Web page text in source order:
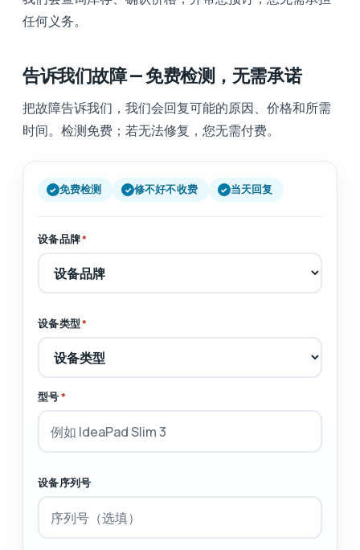
任何义务。
告诉我们故障 — 免费检测，无需承诺
把故障告诉我们，我们会回复可能的原因、价格和所需
时间。检测免费；若无法修复，您无需付费。
免费检测 修不好不收费 当天回复
设备品牌*
设备类型*
型号*
设备序列号